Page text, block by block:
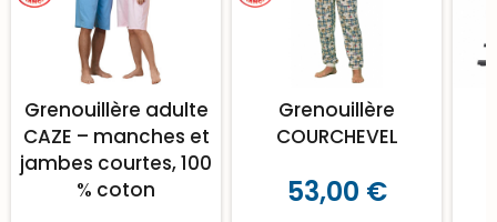
Grenouillère adulte
CAZE – manches et
jambes courtes, 100
% coton
Grenouillère
COURCHEVEL
53,00 €